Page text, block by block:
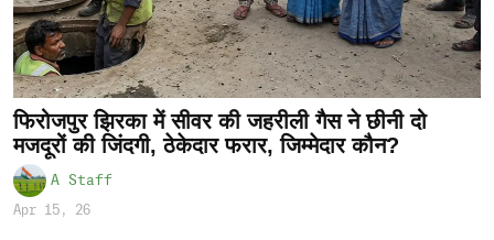
फिरोजपुर झिरका में सीवर की जहरीली गैस ने छीनी दो
मजदूरों की जिंदगी, ठेकेदार फरार, जिम्मेदार कौन?
A Staff
Apr 15, 26